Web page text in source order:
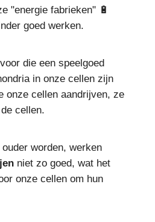
"energie fabrieken" 🔋
goed werken.
die een speelgoed
in onze cellen zijn
onze cellen aandrijven, ze
cellen.
worden, werken
niet zo goed, wat het
onze cellen om hun